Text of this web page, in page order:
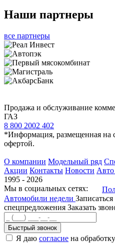
Наши партнеры
все партнеры
Продажа и обслуживание
ГАЗ
8 800 2002 402
*Информация, размещенная на
офертой.
О компании Модельный ряд
Акции Контакты Новости Авто
1995 - 2026
Мы в социальных сетях:
Автомобили недели
спецпредложения Заказать
Быстрый звонок
Я даю согласие на